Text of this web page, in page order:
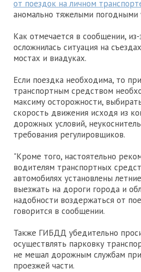
от поездок на личном
аномально тяжелыми погодными
Как отмечается в сообщении, из-
осложнилась ситуация на
мостах и виадуках.
Если поездка необходима, то
транспортным средством
максиму осторожности,
скорость движения исходя из
дорожных условий,
требования регулировщиков.
"Кроме того, настоятельно
водителям транспортных
автомобилях установлены
выезжать на дороги города и
надобности воздержаться от
говорится в сообщении.
Также ГИБДД убедительно
осуществлять парковку
не мешал дорожным службам при
проезжей части.